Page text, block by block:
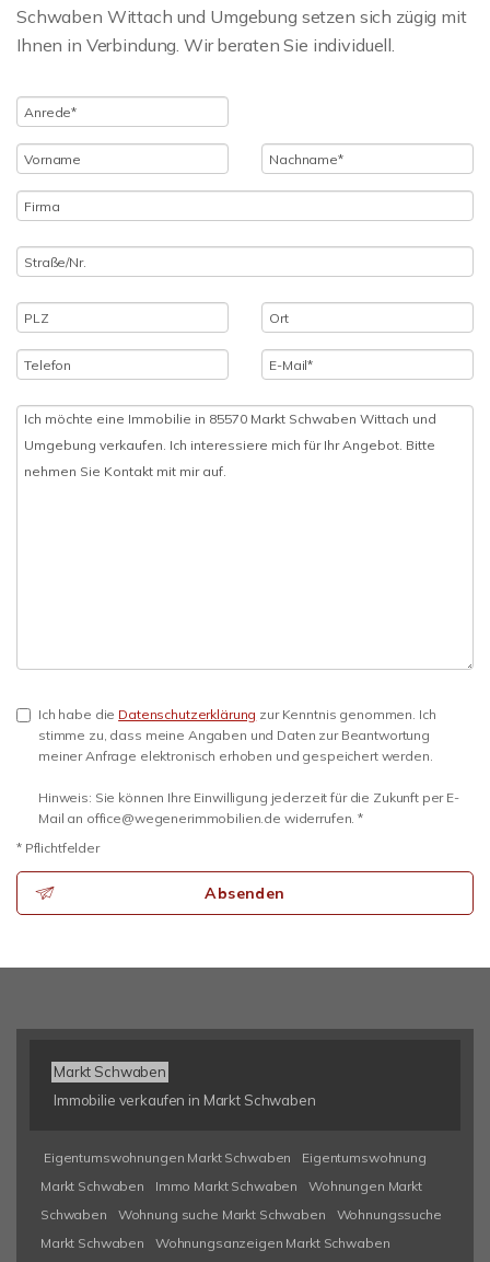
Schwaben Wittach und Umgebung setzen sich zügig mit
Ihnen in Verbindung. Wir beraten Sie individuell.
Ich habe die Datenschutzerklärung zur Kenntnis genommen. Ich
stimme zu, dass meine Angaben und Daten zur Beantwortung
meiner Anfrage elektronisch erhoben und gespeichert werden.
Hinweis: Sie können Ihre Einwilligung jederzeit für die Zukunft per E-
Mail an office@wegenerimmobilien.de widerrufen. *
* Pflichtfelder
Absenden
Markt Schwaben
Immobilie verkaufen in Markt Schwaben
Eigentumswohnungen Markt Schwaben
Eigentumswohnung
Markt Schwaben
Immo Markt Schwaben
Wohnungen Markt
Schwaben
Wohnung suche Markt Schwaben
Wohnungssuche
Markt Schwaben
Wohnungsanzeigen Markt Schwaben